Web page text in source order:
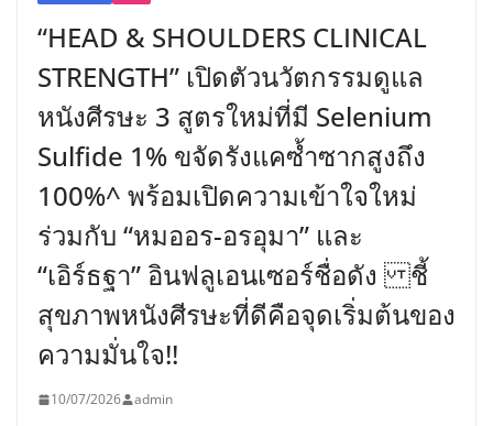
“HEAD & SHOULDERS CLINICAL
STRENGTH” เปิดตัวนวัตกรรมดูแล
หนังศีรษะ 3 สูตรใหม่ที่มี Selenium
Sulfide 1% ขจัดรังแคซ้ำซากสูงถึง
100%^ พร้อมเปิดความเข้าใจใหม่
ร่วมกับ “หมออร-อรอุมา” และ
“เอิร์ธฐา” อินฟลูเอนเซอร์ชื่อดัง ชี้
สุขภาพหนังศีรษะที่ดีคือจุดเริ่มต้นของ
ความมั่นใจ!!
10/07/2026 admin